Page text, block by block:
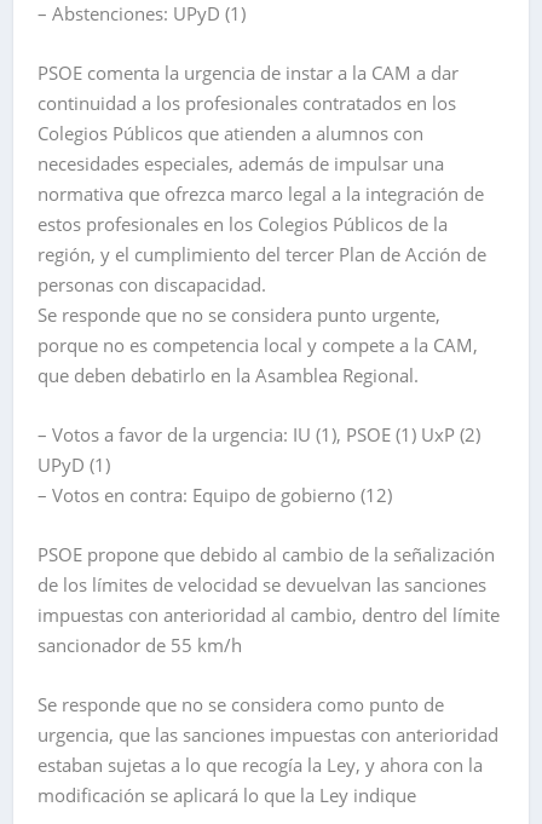
– Abstenciones: UPyD (1)
PSOE comenta la urgencia de instar a la CAM a dar
continuidad a los profesionales contratados en los
Colegios Públicos que atienden a alumnos con
necesidades especiales, además de impulsar una
normativa que ofrezca marco legal a la integración de
estos profesionales en los Colegios Públicos de la
región, y el cumplimiento del tercer Plan de Acción de
personas con discapacidad.
Se responde que no se considera punto urgente,
porque no es competencia local y compete a la CAM,
que deben debatirlo en la Asamblea Regional.
– Votos a favor de la urgencia: IU (1), PSOE (1) UxP (2)
UPyD (1)
– Votos en contra: Equipo de gobierno (12)
PSOE propone que debido al cambio de la señalización
de los límites de velocidad se devuelvan las sanciones
impuestas con anterioridad al cambio, dentro del límite
sancionador de 55 km/h
Se responde que no se considera como punto de
urgencia, que las sanciones impuestas con anterioridad
estaban sujetas a lo que recogía la Ley, y ahora con la
modificación se aplicará lo que la Ley indique